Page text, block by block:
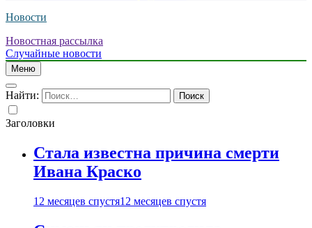
Новости
Новостная рассылка
Случайные новости
Меню
Найти:
Заголовки
Стала известна причина смерти
Ивана Краско
12 месяцев спустя12 месяцев спустя